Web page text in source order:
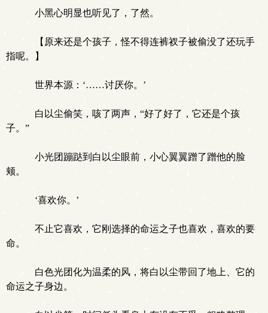
小黑心明显也听见了，了然。
【原来还是个孩子，怪不得连裤衩子被偷没了还玩手
指呢。】
世界本源：‘……讨厌你。’
白以尘偷笑，咳了两声，“好了好了，它还是个孩
子。”
小光团蹦跶到白以尘眼前，小心翼翼蹭了蹭他的脸
颊。
‘喜欢你。’
不止它喜欢，它刚选择的命运之子也喜欢，喜欢的要
命。
白色光团化为温柔的风，将白以尘带回了地上、它的
命运之子身边。